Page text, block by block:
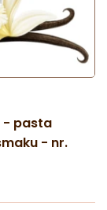
- pasta
- nr.